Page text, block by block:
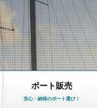
ボート販売
安心・納得のボート選び！